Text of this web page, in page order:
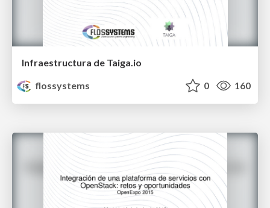
Infraestructura de Taiga.io
flossystems
0 160